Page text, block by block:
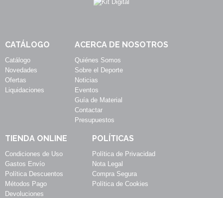
CATÁLOGO
Catálogo
Novedades
Ofertas
Liquidaciones
ACERCA DE NOSOTROS
Quiénes Somos
Sobre el Deporte
Noticias
Eventos
Guía de Material
Contactar
Presupuestos
TIENDA ONLINE
Condiciones de Uso
Gastos Envío
Política Descuentos
Métodos Pago
Devoluciones
POLÍTICAS
Política de Privacidad
Nota Legal
Compra Segura
Política de Cookies